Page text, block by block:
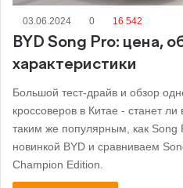
03.06.2024 0 16 542
BYD Song Pro: цена,
характеристики
Большой тест-драйв и обзор
кроссоверов в Китае - станет
таким же популярным, как Song
новинкой BYD и сравниваем
Champion Edition.